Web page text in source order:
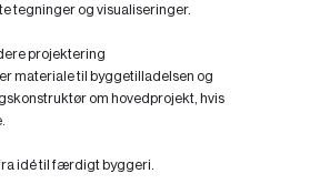
tegninger og visualiseringer.
projektering
materiale til byggetilladelsen og
om hovedprojekt, hvis
idé til færdigt byggeri.